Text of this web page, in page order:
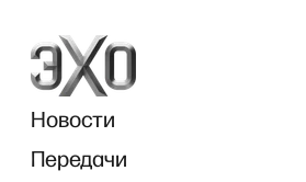
Новости
Передачи